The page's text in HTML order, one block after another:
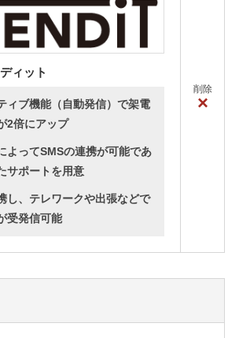
ィット
ィブ機能（自動発信）で架電
2倍にアップ
よってSMSの連携が可能であ
サポートを用意
し、テレワークや出張などで
受発信可能
削除
×